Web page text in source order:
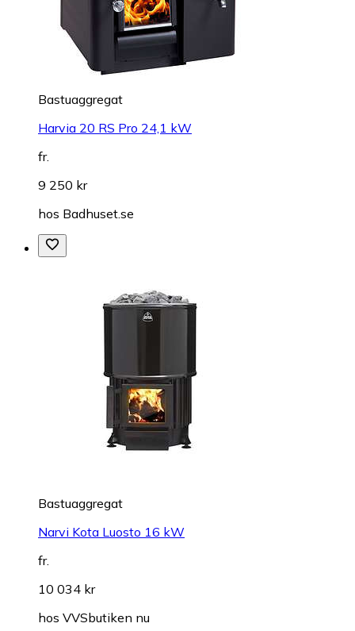
Bastuaggregat
Harvia 20 RS Pro 24,1 kW
fr.
9 250 kr
hos Badhuset.se
Bastuaggregat
Narvi Kota Luosto 16 kW
fr.
10 034 kr
hos VVSbutiken nu